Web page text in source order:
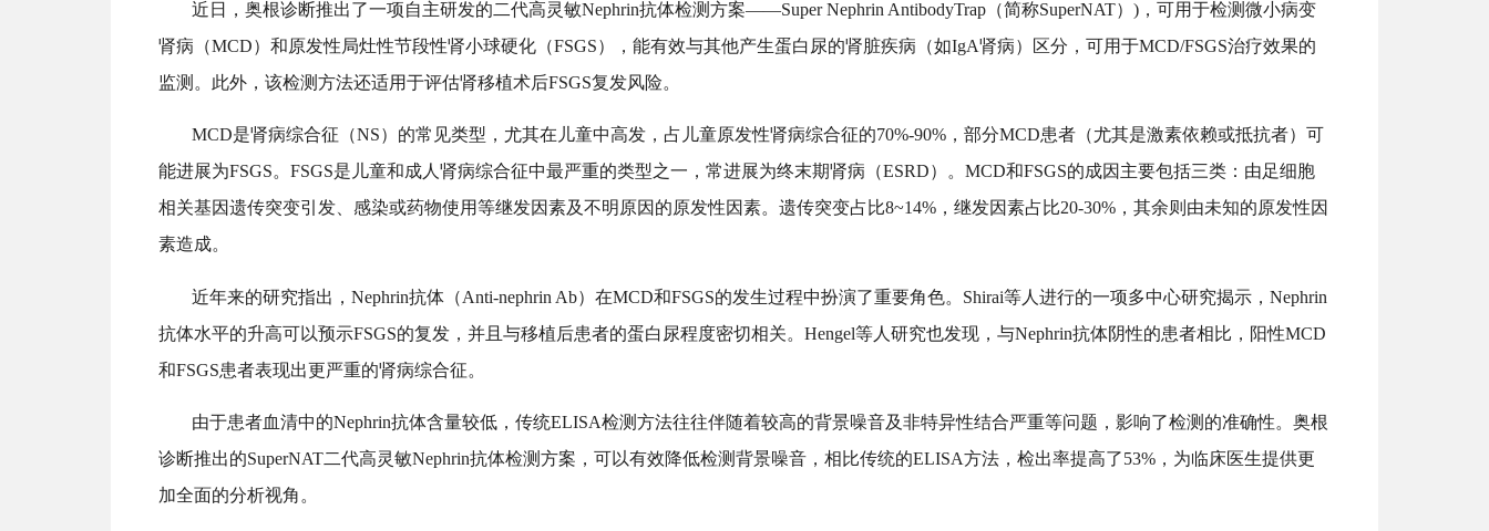
近日，奥根诊断推出了一项自主研发的二代高灵敏Nephrin抗体检测方案——Super Nephrin AntibodyTrap（简称SuperNAT）)， 可用于检测微小病变
肾病（MCD）和原发性局灶性节段性肾小球硬化（FSGS） ，能有效与其他产生蛋白尿的肾脏疾病（如IgA肾病）区分，可用于MCD/FSGS治疗效果的
监测。此外，该检测方法还适用于评估肾移植术后FSGS复发风险。
MCD是肾病综合征（NS）的常见类型，尤其在儿童中高发，占儿童原发性肾病综合征的70%-90%，部分MCD患者（尤其是激素依赖或抵抗者）可
能进展为FSGS。FSGS是儿童和成人肾病综合征中最严重的类型之一，常进展为终末期肾病（ESRD） 。MCD和FSGS的成因主要包括三类：由足细胞
相关基因遗传突变引发、感染或药物使用等继发因素及不明原因的原发性因素。遗传突变占比8~14%，继发因素占比20-30%，其余则由未知的原发性因
素造成。
近年来的研究指出 ， Nephrin抗体（Anti-nephrin Ab） 在MCD和FSGS的发生过程中扮演了重要角色。Shirai等人进行的一项多中心研究揭示， Nephrin
抗体水平的升高可以预示FSGS的复发，并且与移植后患者的蛋白尿程度密切相关。Hengel等人研究也发现，与Nephrin抗体阴性的患者相比，阳性MCD
和FSGS患者表现出更严重的肾病综合征。
由于患者血清中的Nephrin抗体含量较低，传统ELISA检测方法往往伴随着较高的背景噪音及非特异性结合严重等问题，影响了检测的准确性。奥根
诊断推出的SuperNAT二代高灵敏Nephrin抗体检测方案，可以有效降低检测背景噪音，相比传统的ELISA方法，检出率提高了53%，为临床医生提供更
加全面的分析视角。